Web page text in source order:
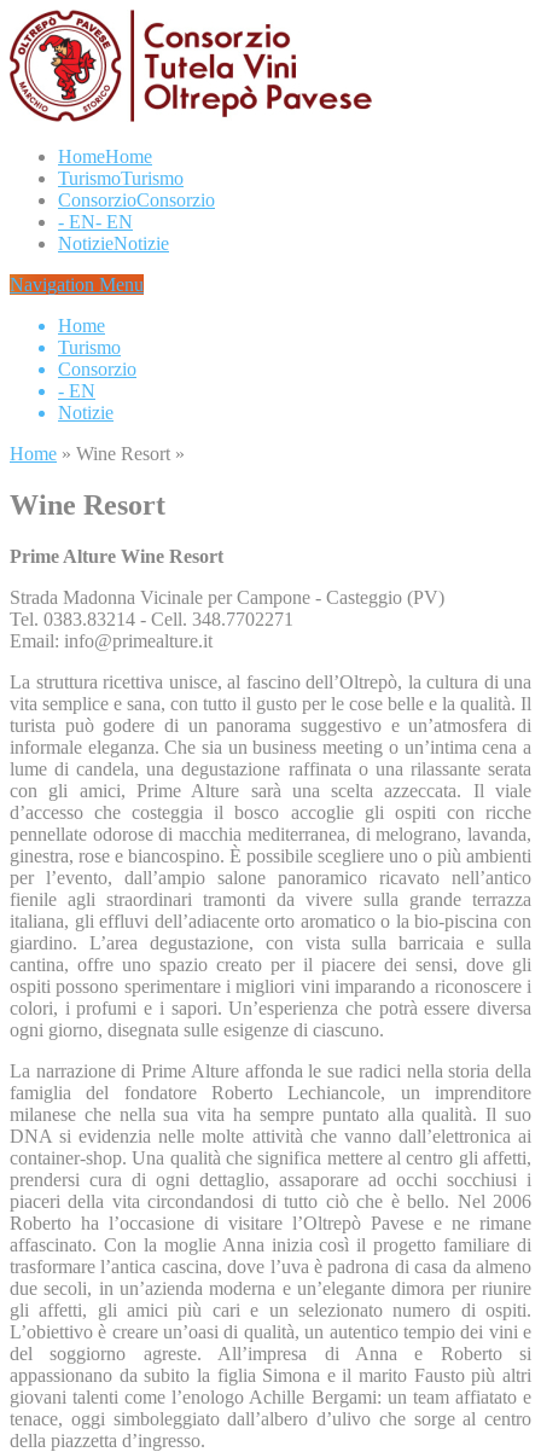
HomeHome
TurismoTurismo
ConsorzioConsorzio
- EN- EN
NotizieNotizie
Navigation Menu
Home
Turismo
Consorzio
- EN
Notizie
Home » Wine Resort »
Wine Resort
Prime Alture Wine Resort
Strada Madonna Vicinale per Campone - Casteggio (PV)
Tel. 0383.83214 - Cell. 348.7702271
Email: info@primealture.it
La struttura ricettiva unisce, al fascino dell’Oltrepò, la cultura di una
vita semplice e sana, con tutto il gusto per le cose belle e la qualità. Il
turista può godere di un panorama suggestivo e un’atmosfera di
informale eleganza. Che sia un business meeting o un’intima cena a
lume di candela, una degustazione raffinata o una rilassante serata
con gli amici, Prime Alture sarà una scelta azzeccata. Il viale
d’accesso che costeggia il bosco accoglie gli ospiti con ricche
pennellate odorose di macchia mediterranea, di melograno, lavanda,
ginestra, rose e biancospino. È possibile scegliere uno o più ambienti
per l’evento, dall’ampio salone panoramico ricavato nell’antico
fienile agli straordinari tramonti da vivere sulla grande terrazza
italiana, gli effluvi dell’adiacente orto aromatico o la bio-piscina con
giardino. L’area degustazione, con vista sulla barricaia e sulla
cantina, offre uno spazio creato per il piacere dei sensi, dove gli
ospiti possono sperimentare i migliori vini imparando a riconoscere i
colori, i profumi e i sapori. Un’esperienza che potrà essere diversa
ogni giorno, disegnata sulle esigenze di ciascuno.
La narrazione di Prime Alture affonda le sue radici nella storia della
famiglia del fondatore Roberto Lechiancole, un imprenditore
milanese che nella sua vita ha sempre puntato alla qualità. Il suo
DNA si evidenzia nelle molte attività che vanno dall’elettronica ai
container-shop. Una qualità che significa mettere al centro gli affetti,
prendersi cura di ogni dettaglio, assaporare ad occhi socchiusi i
piaceri della vita circondandosi di tutto ciò che è bello. Nel 2006
Roberto ha l’occasione di visitare l’Oltrepò Pavese e ne rimane
affascinato. Con la moglie Anna inizia così il progetto familiare di
trasformare l’antica cascina, dove l’uva è padrona di casa da almeno
due secoli, in un’azienda moderna e un’elegante dimora per riunire
gli affetti, gli amici più cari e un selezionato numero di ospiti.
L’obiettivo è creare un’oasi di qualità, un autentico tempio dei vini e
del soggiorno agreste. All’impresa di Anna e Roberto si
appassionano da subito la figlia Simona e il marito Fausto più altri
giovani talenti come l’enologo Achille Bergami: un team affiatato e
tenace, oggi simboleggiato dall’albero d’ulivo che sorge al centro
della piazzetta d’ingresso.